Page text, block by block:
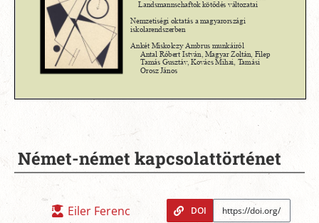
Német-német kapcsolattörténet
Eiler Ferenc
DOI